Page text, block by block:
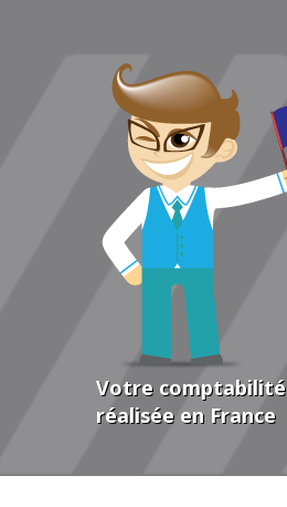
Votre comptabilité
réalisée en France